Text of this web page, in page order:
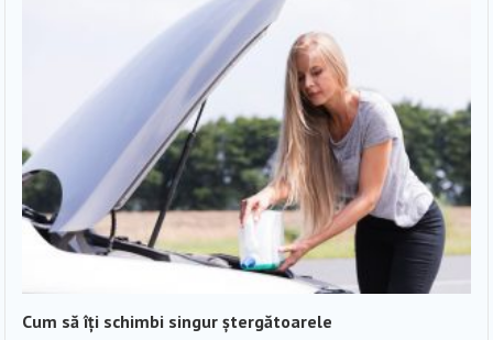
Cum să îți schimbi singur ștergătoarele